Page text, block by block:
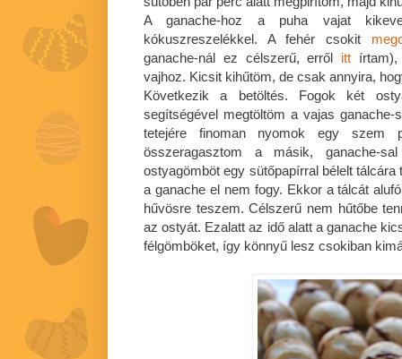
A ganache-hoz a puha vajat
kókuszreszelékkel. A fehér csokit
ganache-nál ez célszerű, erről itt
vajhoz. Kicsit kihűtöm, de csak annyira,
Következik a betöltés. Fogok két
segítségével megtöltöm a vajas
tetejére finoman nyomok egy szem
összeragasztom a másik, ganache-
ostyagömböt egy sütőpapírral bélelt
a ganache el nem fogy. Ekkor a tálcát
hűvösre teszem. Célszerű nem hűtőbe
az ostyát. Ezalatt az idő alatt a ganache
félgömböket, így könnyű lesz csokiban